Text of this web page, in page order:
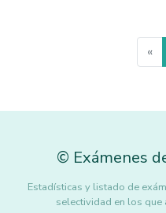
«
© Exámenes
Estadísticas y listado de
selectividad en los que